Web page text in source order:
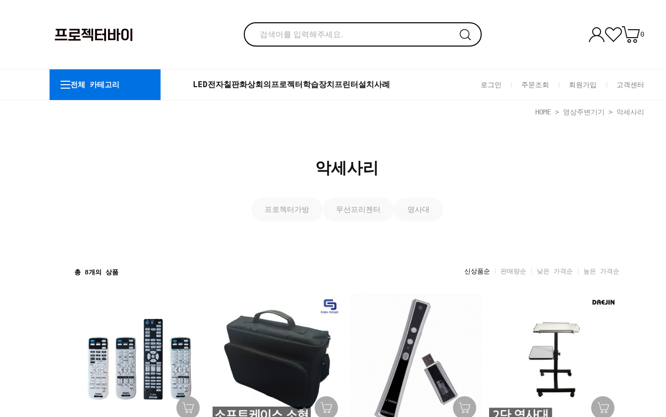
0
전체 카테고리 LED전자칠판화상회의프로젝터학습장치프린터설치사례 로그인 주문조회 회원가입 고객센터
HOME > 영상주변기기 > 악세사리
악세사리
프로젝터가방 무선프리젠터 영사대
총 8개의 상품 신상품순 판매량순 낮은 가격순 높은 가격순